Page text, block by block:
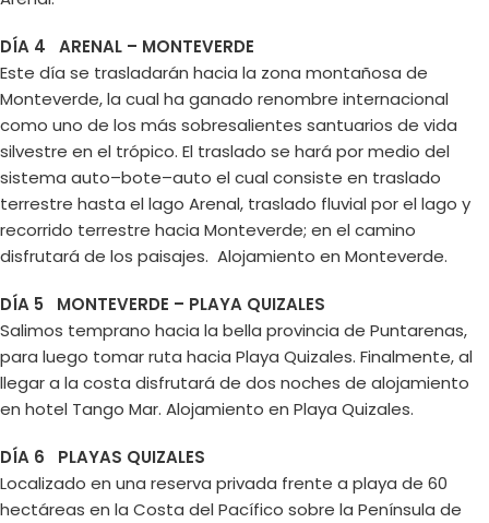
DÍA 4 ARENAL – MONTEVERDE
Este día se trasladarán hacia la zona montañosa de
Monteverde, la cual ha ganado renombre internacional
como uno de los más sobresalientes santuarios de vida
silvestre en el trópico. El traslado se hará por medio del
sistema auto–bote–auto el cual consiste en traslado
terrestre hasta el lago Arenal, traslado fluvial por el lago y
recorrido terrestre hacia Monteverde; en el camino
disfrutará de los paisajes. Alojamiento en Monteverde.
DÍA 5 MONTEVERDE – PLAYA QUIZALES
Salimos temprano hacia la bella provincia de Puntarenas,
para luego tomar ruta hacia Playa Quizales. Finalmente, al
llegar a la costa disfrutará de dos noches de alojamiento
en hotel Tango Mar. Alojamiento en Playa Quizales.
DÍA 6 PLAYAS QUIZALES
Localizado en una reserva privada frente a playa de 60
hectáreas en la Costa del Pacífico sobre la Península de